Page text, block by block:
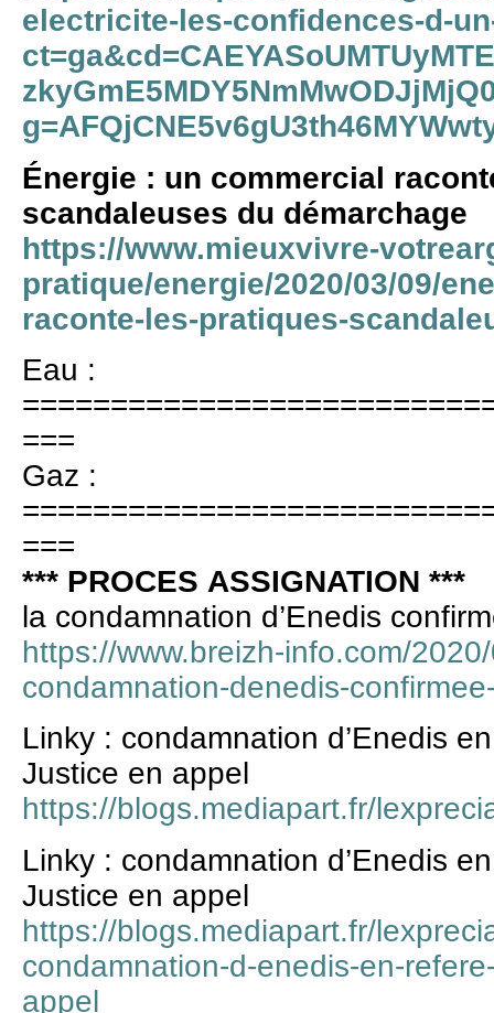
electricite-les-confidences-d-
Énergie : un commercial
scandaleuses du démarchage
https://www.mieuxvivre-
pratique/energie/2020/03/09/
raconte-les-pratiques-
Eau :
===
Gaz :
===
*** PROCES ASSIGNATION ***
la condamnation d’Enedis
https://www.breizh-info.com/
condamnation-denedis-
Linky : condamnation d’Enedis
Justice en appel
https://blogs.mediapart.fr/
Linky : condamnation d’Enedis
Justice en appel
https://blogs.mediapart.fr/
condamnation-d-enedis-en-
appel